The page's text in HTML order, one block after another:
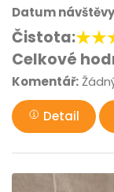
Datum
Čistota:
Celkové
Komentář:
Detail